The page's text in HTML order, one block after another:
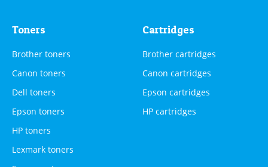
Toners
Brother toners
Canon toners
Dell toners
Epson toners
HP toners
Lexmark toners
Cartridges
Brother cartridges
Canon cartridges
Epson cartridges
HP cartridges